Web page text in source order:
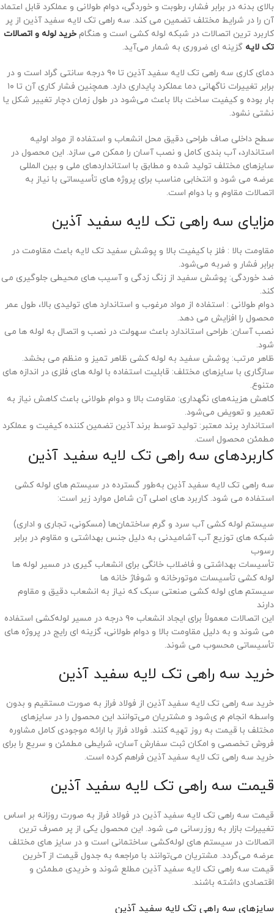
بالای بدنه در برابر فشار، رطوبت و خوردگی، دوام طولانی و عملکرد قابل اعتماد
آن را در شرایط مختلف تضمین می ‌کند. سه‌ راهی تک‌ لایه سفید آذین از پر
کاربرد ترین اتصالات در شبکه لوله‌ کشی است و هنگام خرید لوله و اتصالات
تک‌ لایه گزینه‌ ای ضروری به‌ شمار می‌آید.
دمای کاری سه راهی تک لایه سفید آذین تا ۹۰ درجه سانتی ‌گراد است و در
برابر تغییرات ناگهانی دما عملکرد پایداری دارد. همچنین فشار کاری آن تا ۱۰
بار بوده و کیفیت ساخت بالا باعث می‌شود در طول زمان دچار تغییر شکل یا
نشتی نشود.
سطح داخلی صاف طراحی دقیق محل انشعاب و استفاده از مواد اولیه
استاندارد، آب‌ بندی کامل و نصب آسان را ممکن می ‌سازد. این محصول در
سایزهای مختلف تولید شده و مطابق با استانداردهای ملی و بین ‌المللی
عرضه می‌ شود و انتخابی مناسب برای پروژه ‌های تأسیساتی با نیاز به
اتصالات مقاوم و با دوام است.
مزایای سه راهی تک لایه سفید آذین
مقاومت بالا : فلز با کیفیت بالا و پوشش سفید تک ‌لایه باعث مقاومت در
برابر فشار و ضربه می‌شود.
ضد خوردگی: پوشش سفید از زنگ ‌زدگی و آسیب ‌های محیطی جلوگیری می‌
کند.
دوام طولانی : استفاده از مواد مرغوب و استاندارد های تولیدی بالا، طول عمر
محصول را افزایش می ‌دهد.
نصب آسان: طراحی استاندارد باعث سهولت در نصب و اتصال به لوله‌ ها می
‌شود.
ظاهر مرتب: پوشش سفید به لوله ‌کشی ظاهر تمیز و منظم می ‌بخشد.
سازگاری با سایزهای مختلف: قابلیت استفاده با لوله ‌های فلزی در اندازه ‌های
متنوع.
کاهش هزینه‌های نگهداری: مقاومت بالا و دوام طولانی باعث کاهش نیاز به
تعمیر و تعویض می‌شود.
استاندارد برند معتبر: تولید توسط برند آذین تضمین‌ کننده کیفیت و عملکرد
مطمئن محصول است.
کاربردهای سه راهی تک لایه سفید آذین
سه راهی تک لایه سفید آذین به‌طور گسترده در سیستم ‌های لوله ‌کشی
استفاده می ‌شود. کاربرد های اصلی آن شامل موارد زیر است:
سیستم لوله ‌کشی آب سرد و گرم ساختمان‌ها (مسکونی، تجاری و اداری)
شبکه‌ های توزیع آب آشامیدنی به دلیل جنس بهداشتی و مقاوم در برابر
رسوب
تأسیسات بهداشتی و فاضلاب خانگی برای انشعاب ‌گیری در مسیر لوله‌ ها
لوله‌ کشی تأسیسات موتورخانه و شوفاژ خانه ‌ها
سیستم‌ های لوله‌ کشی صنعتی سبک که نیاز به انشعاب دقیق و مقاوم
دارند
این اتصالات معمولاً برای ایجاد انشعاب ۹۰ درجه در مسیر لوله‌کشی استفاده
می‌ شوند و به دلیل مقاومت بالا و دوام طولانی، گزینه ‌ای رایج در پروژه‌ های
تأسیساتی محسوب می ‌شوند.
خرید سه راهی تک لایه سفید آذین
خرید سه راهی تک لایه سفید آذین از فولاد فراز به ‌صورت مستقیم و بدون
واسطه انجام م ی‌شود و مشتریان می‌توانند این محصول را در سایزهای
مختلف با قیمت به‌ روز تهیه کنند. فولاد فراز با ارائه موجودی کامل مشاوره
فروش تخصصی و امکان ثبت سفارش آسان، شرایطی مطمئن و سریع را برای
خرید سه راهی تک لایه سفید آذین فراهم کرده است.
قیمت سه راهی تک لایه سفید آذین
قیمت سه راهی تک لایه سفید آذین در فولاد فراز به ‌صورت روزانه بر اساس
تغییرات بازار به ‌روزرسانی می ‌شود. این محصول یکی از پر مصرف ‌ترین
اتصالات در سیستم‌ های لوله‌کشی ساختمانی است و در سایز های مختلف
عرضه می‌گردد. مشتریان می‌توانند با مراجعه به جدول قیمت از آخرین
قیمت سه راهی تک لایه سفید آذین مطلع شوند و خریدی مطمئن و
اقتصادی داشته باشند.
سایزهای سه راهی تک لایه سفید آذین